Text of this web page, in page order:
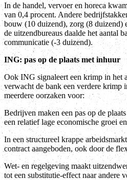
In de handel, vervoer en horeca
van 0,4 procent. Andere
bouw (10 duizend), zorg (8 duizend)
de uitzendbureaus daalde het aantal
communicatie (-3 duizend).
ING: pas op de plaats met inhuur
Ook ING signaleert een krimp in het
verwacht de bank een verdere krimp
meerdere oorzaken voor:
Bedrijven maken een pas op de
een relatief lage economische groei
In een structureel krappe
contract aangeboden, ook door de
Wet- en regelgeving maakt
tot een substitutie-effect naar andere